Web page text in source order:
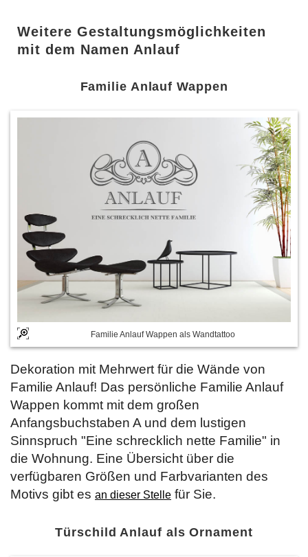
Weitere Gestaltungsmöglichkeiten
mit dem Namen Anlauf
Familie Anlauf Wappen
Familie Anlauf Wappen als Wandtattoo
Dekoration mit Mehrwert für die Wände von
Familie Anlauf! Das persönliche Familie Anlauf
Wappen kommt mit dem großen
Anfangsbuchstaben A und dem lustigen
Sinnspruch "Eine schrecklich nette Familie" in
die Wohnung. Eine Übersicht über die
verfügbaren Größen und Farbvarianten des
Motivs gibt es an dieser Stelle für Sie.
Türschild Anlauf als Ornament